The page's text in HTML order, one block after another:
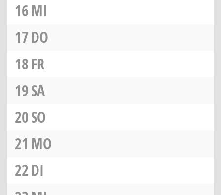
16MI
17DO
18FR
19SA
20SO
21 MO
22DI